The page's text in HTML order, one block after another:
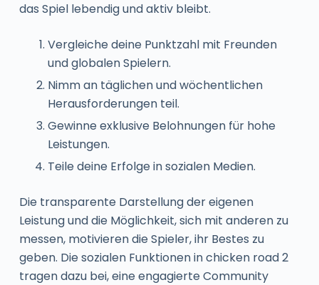
das Spiel lebendig und aktiv bleibt.
Vergleiche deine Punktzahl mit Freunden
und globalen Spielern.
Nimm an täglichen und wöchentlichen
Herausforderungen teil.
Gewinne exklusive Belohnungen für hohe
Leistungen.
Teile deine Erfolge in sozialen Medien.
Die transparente Darstellung der eigenen
Leistung und die Möglichkeit, sich mit anderen zu
messen, motivieren die Spieler, ihr Bestes zu
geben. Die sozialen Funktionen in chicken road 2
tragen dazu bei, eine engagierte Community